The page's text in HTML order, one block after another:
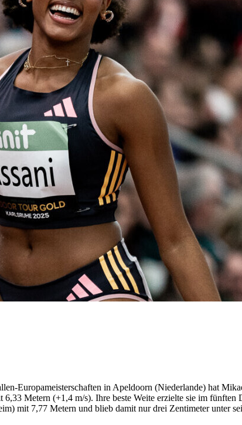
Europameisterschaften in Apeldoorn (Niederlande) hat
Metern (+1,4 m/s). Ihre beste Weite erzielte sie im
mit 7,77 Metern und blieb damit nur drei Zentimeter unter